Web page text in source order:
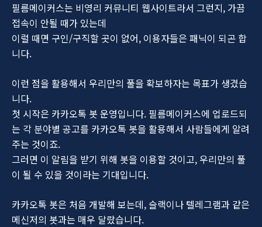
필름메이커스는 비영리 커뮤니티 웹사이트라서 그런지, 가끔
접속이 안될 때가 있는데
이럴 때면 구인/구직할 곳이 없어, 이용자들은 패닉이 되곤 합
니다.
이런 점을 활용해서 우리만의 풀을 확보하자는 목표가 생겼습
니다.
첫 시작은 카카오톡 봇 운영입니다. 필름메이커스에 업로드되
는 각 분야별 공고를 카카오톡 봇을 활용해서 사람들에게 알려
주는 것이죠.
그러면 이 알림을 받기 위해 봇을 이용할 것이고, 우리만의 풀
이 될 수 있을 것이라는 기대입니다.
카카오톡 봇은 처음 개발해 보는데, 슬랙이나 텔레그램과 같은
메신저의 봇과는 매우 달랐습니다.